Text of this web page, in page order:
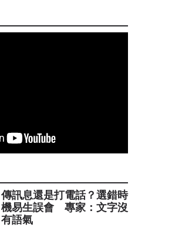
傳訊息還是打電話？選錯時
機易生誤會 專家：文字沒
有語氣